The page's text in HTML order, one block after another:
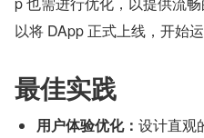
以将 DApp 正式上线，开始运
最佳实践
用户体验优化： 设计直观